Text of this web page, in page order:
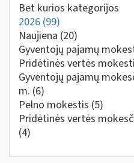
Bet kurios kategorijos
2026 (99)
Naujiena (20)
Gyventojų pajamų
Pridėtinės vertės
Gyventojų pajamų
m. (6)
Pelno mokestis (5)
Pridėtinės vertės
(4)